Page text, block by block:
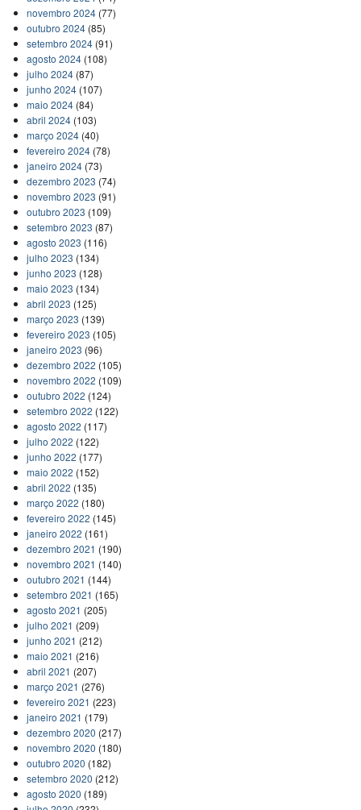
novembro 2024(77)
outubro 2024(85)
setembro 2024(91)
agosto 2024(108)
julho 2024(87)
junho 2024(107)
maio 2024(84)
abril 2024(103)
março 2024(40)
fevereiro 2024(78)
janeiro 2024(73)
dezembro 2023 (74)
novembro 2023 (91)
outubro 2023 (109)
setembro 2023 (87)
agosto 2023 (116)
julho 2023 (134)
junho 2023 (128)
maio 2023 (134)
abril 2023 (125)
março 2023 (139)
fevereiro 2023 (105)
janeiro 2023 (96)
dezembro 2022 (105)
novembro 2022 (109)
outubro 2022 (124)
setembro 2022 (122)
agosto 2022 (117)
julho 2022 (122)
junho 2022 (177)
maio 2022 (152)
abril 2022 (135)
março 2022 (180)
fevereiro 2022 (145)
janeiro 2022 (161)
dezembro 2021 (190)
novembro 2021 (140)
outubro 2021 (144)
setembro 2021 (165)
agosto 2021 (205)
julho 2021 (209)
junho 2021 (212)
maio 2021 (216)
abril 2021 (207)
março 2021 (276)
fevereiro 2021 (223)
janeiro 2021 (179)
dezembro 2020 (217)
novembro 2020 (180)
outubro 2020 (182)
setembro 2020 (212)
agosto 2020 (189)